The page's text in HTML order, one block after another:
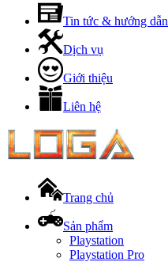
Tin tức & hướng dẫn
Dịch vụ
Giới thiệu
Liên hệ
Trang chủ
Sản phẩm
Playstation
Playstation Pro